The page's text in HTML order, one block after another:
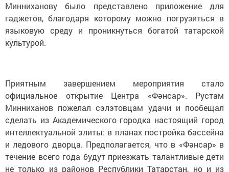
Минниханову было представлено приложение для
гаджетов, благодаря которому можно погрузиться в
языковую среду и проникнуться богатой татарской
культурой.
Приятным завершением мероприятия стало
официальное открытие Центра «Фәнсар». Рустам
Минниханов пожелал сэлэтовцам удачи и пообещал
сделать из Академического городка настоящий город
интеллектуальной элиты: в планах постройка бассейна
и ледового дворца. Предполагается, что в «Фәнсар» в
течение всего года будут приезжать талантливые дети
не только из районов Республики Татарстан, но и из